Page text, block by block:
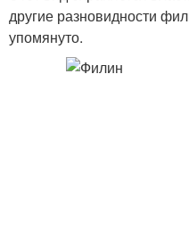
другие разновидности
упомянуто.